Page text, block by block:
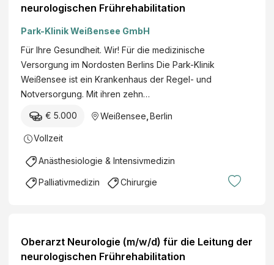
neurologischen Frührehabilitation
Park-Klinik Weißensee GmbH
Für Ihre Gesundheit. Wir! Für die medizinische
Versorgung im Nordosten Berlins Die Park-Klinik
Weißensee ist ein Krankenhaus der Regel- und
Notversorgung. Mit ihren zehn…
€ 5.000 Weißensee Berlin
Vollzeit
Anästhesiologie & Intensivmedizin
Palliativmedizin Chirurgie
Oberarzt Neurologie (m/w/d) für die Leitung der
neurologischen Frührehabilitation